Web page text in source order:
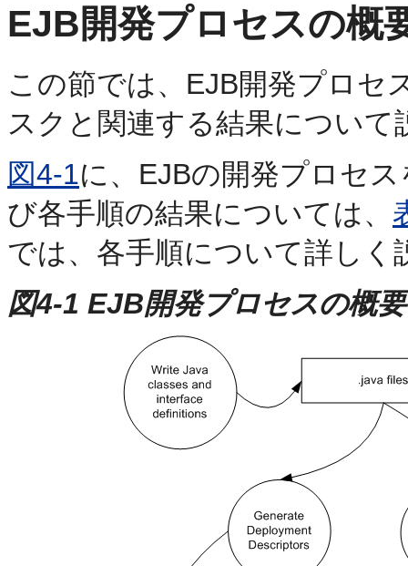
EJB開発プロセスの概
この節では、EJB開発プロセ
スクと関連する結果について
図4-1に、EJBの開発プロセ
び各手順の結果については、
では、各手順について詳しく
図4-1 EJB開発プロセスの概要